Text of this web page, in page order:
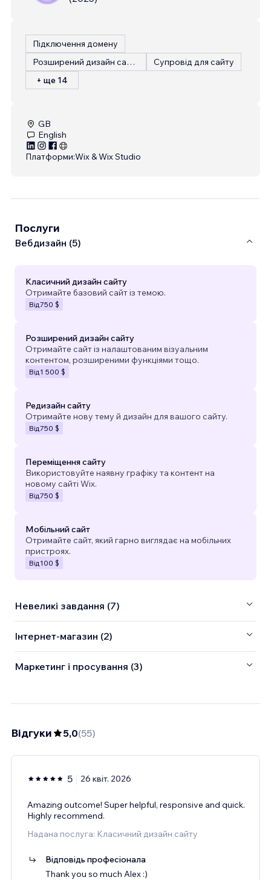
Підключення домену
Розширений дизайн сайту
Супровід для сайту
+ ще 14
GB
English
Платформи:Wix & Wix Studio
Послуги
Вебдизайн (5)
Класичний дизайн сайту
Отримайте базовий сайт із темою.
Від750 $
Розширений дизайн сайту
Отримайте сайт із налаштованим візуальним
контентом, розширеними функціями тощо.
Від 1 500 $
Редизайн сайту
Отримайте нову тему й дизайн для вашого сайту.
Від750 $
Переміщення сайту
Використовуйте наявну графіку та контент на
новому сайті Wix.
Від750 $
Мобільний сайт
Отримайте сайт, який гарно виглядає на мобільних
пристроях.
Від 100 $
Невеликі завдання (7)
Інтернет-магазин (2)
Маркетинг і просування (3)
Відгуки 5,0(55)
5 26 квіт. 2026
Amazing outcome! Super helpful, responsive and quick.
Highly recommend.
Надана послуга: Класичний дизайн сайту
Відповідь професіонала
Thank you so much Alex :)